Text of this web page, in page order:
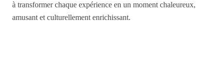
à transformer chaque expérience en un moment chaleureux,
amusant et culturellement enrichissant.